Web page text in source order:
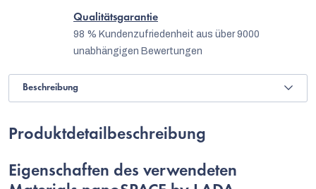
Qualitätsgarantie
98 % Kundenzufriedenheit aus über 9000
unabhängigen Bewertungen
Beschreibung
Produktdetailbeschreibung
Eigenschaften des verwendeten